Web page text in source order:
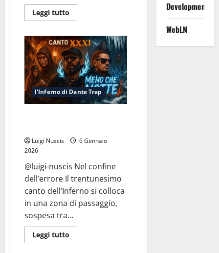
Leggi tutto
di
Inferno
Canto
XXXII:
Ghiaccio
e
Tradimento
l'Inferno di Dante Trap
Luigi Nuscis
6 Gennaio
2026
@luigi-nuscis Nel confine
dell’errore Il trentunesimo
canto dell’Inferno si colloca
in una zona di passaggio,
sospesa tra...
Leggi tutto
di
Development
WebLN